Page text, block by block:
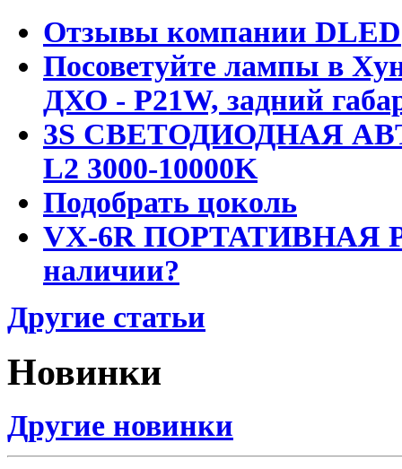
Отзывы компании DLED
Посоветуйте лампы в
ДХО - P21W, задний
3S СВЕТОДИОДНАЯ
L2 3000-10000K
Подобрать цоколь
VX-6R ПОРТАТИВНАЯ
наличии?
Другие статьи
Новинки
Другие новинки